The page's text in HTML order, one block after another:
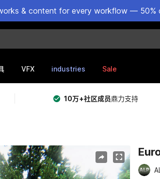
& content for every workflow — 50%
VFX industries Sale
10万+社区成员鼎力支持